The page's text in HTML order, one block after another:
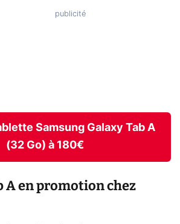
Samsung Galaxy Tab A
(32 Go) à 180€
A en promotion chez